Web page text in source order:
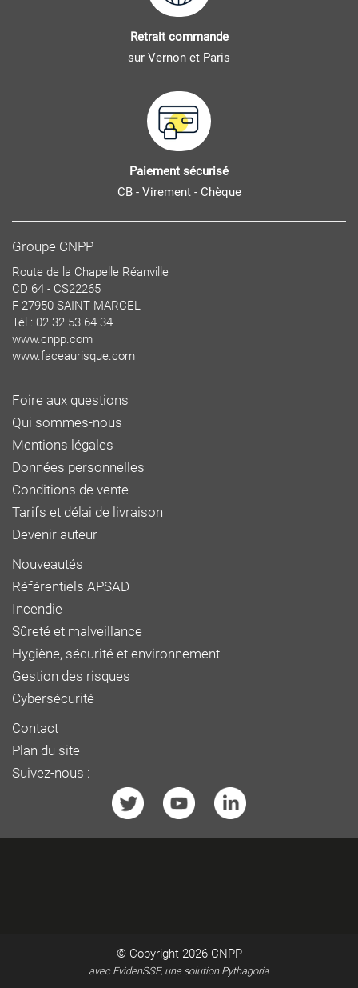
Retrait commande
sur Vernon et Paris
Paiement sécurisé
CB - Virement - Chèque
Groupe CNPP
Route de la Chapelle Réanville
CD 64 - CS22265
F 27950 SAINT MARCEL
Tél : 02 32 53 64 34
www.cnpp.com
www.faceaurisque.com
Foire aux questions
Qui sommes-nous
Mentions légales
Données personnelles
Conditions de vente
Tarifs et délai de livraison
Devenir auteur
Nouveautés
Référentiels APSAD
Incendie
Sûreté et malveillance
Hygiène, sécurité et environnement
Gestion des risques
Cybersécurité
Contact
Plan du site
Suivez-nous :
© Copyright 2026 CNPP
avec EvidenSSE, une solution Pythagoria